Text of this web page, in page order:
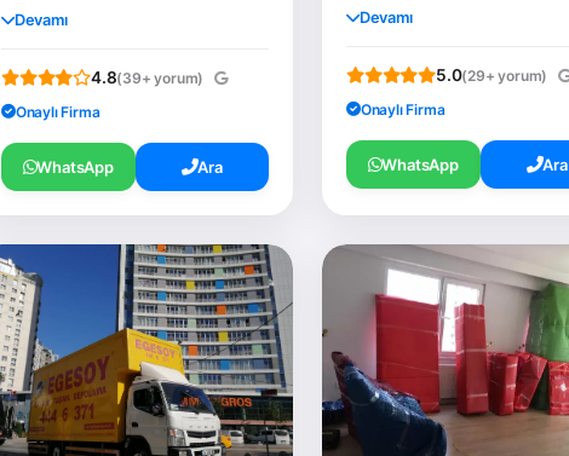
Devamı
4.8(39+ yorum)
Onaylı Firma
WhatsApp Ara
Devamı
5.0(29+ yorum)
Onaylı Firma
WhatsApp Ara